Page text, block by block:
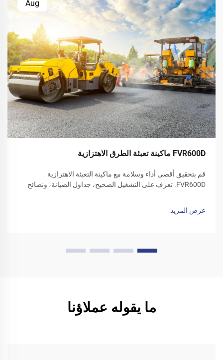
Aug
FVR600D ماكينة تعبئة الطرق الاهتزازية
قم بتحقيق أقصى أداء وسلامة مع ماكينة التعبئة الاهتزازية
FVR600D. تعرف على التشغيل الصحيح، جداول الصيانة، ونصائح
عرض المزيد
ما يقوله عملاؤنا